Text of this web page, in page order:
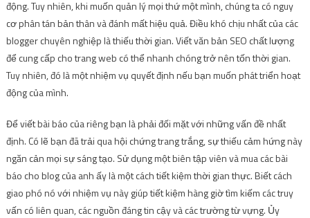
động. Tuy nhiên, khi muốn quản lý mọi thứ một mình, chúng ta có nguy
cơ phân tán bản thân và đánh mất hiệu quả. Điều khó chịu nhất của các
blogger chuyên nghiệp là thiếu thời gian. Viết văn bản SEO chất lượng
để cung cấp cho trang web có thể nhanh chóng trở nên tốn thời gian.
Tuy nhiên, đó là một nhiệm vụ quyết định nếu bạn muốn phát triển hoạt
động của mình.
Để viết bài báo của riêng bạn là phải đối mặt với những vấn đề nhất
định. Có lẽ bạn đã trải qua hội chứng trang trắng, sự thiếu cảm hứng này
ngăn cản mọi sự sáng tạo. Sử dụng một biên tập viên và mua các bài
báo cho blog của anh ấy là một cách tiết kiệm thời gian thực. Biết cách
giao phó nó với nhiệm vụ này giúp tiết kiệm hàng giờ tìm kiếm các truy
vấn có liên quan, các nguồn đáng tin cậy và các trường từ vựng. Ủy